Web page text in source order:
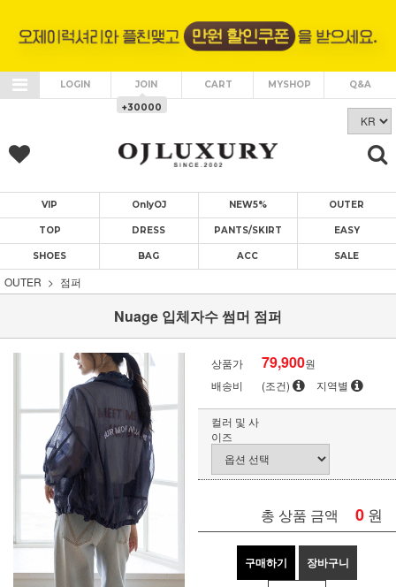
LOGIN
JOIN
+30000
CART MYSHOP Q&A
VIP OnlyOJ NEW5% OUTER
TOP DRESS PANTS/SKIRT EASY
SHOES BAG ACC SALE
OUTER 점퍼
Nuage 입체자수 썸머 점퍼
상품가 79,900원
배송비
(조건) 지역별
컬러 및 사
이즈
총 상품 금액 0 원
구매하기 장바구니